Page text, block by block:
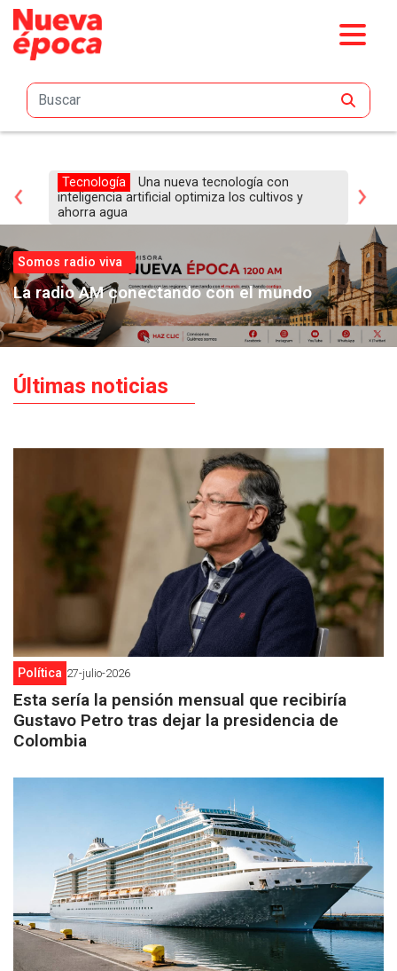
Saltar al contenido principal
Tecnología
Una nueva tecnología con
inteligencia artificial optimiza los cultivos y
ahorra agua
Somos radio viva
La radio AM conectando con el mundo
Últimas noticias
Política 27-julio-2026
Esta sería la pensión mensual que recibiría
Gustavo Petro tras dejar la presidencia de
Colombia